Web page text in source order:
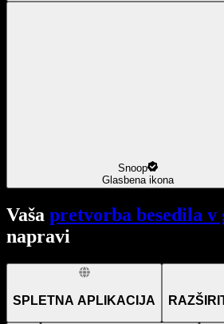
Snoop
Glasbena ikona
Vaša pretvorba besedila v
napravi
SPLETNA APLIKACIJA